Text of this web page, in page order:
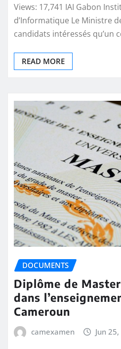
Views: 17,741 IAI Gabon
d’Informatique Le Ministre
candidats intéressés qu’un
READ MORE
DOCUMENTS
Diplôme de
dans
Cameroun
camexamen Jun